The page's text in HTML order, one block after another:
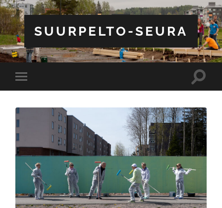
SUURPELTO-SEURA
Toggle
mobile
Toggle